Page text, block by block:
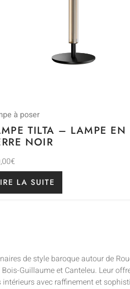
à poser
TILTA – LAMPE EN
NOIR
€
LA SUITE
de style baroque autour de
Guillaume et Canteleu. Leur
avec raffinement et